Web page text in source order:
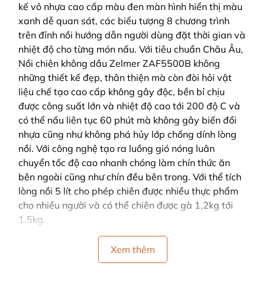
kế vỏ nhựa cao cấp màu đen màn hình hiển thị màu
xanh dễ quan sát, các biểu tượng 8 chương trình
trên đỉnh nồi hướng dẫn người dùng đặt thời gian và
nhiệt độ cho từng món nấu. Với tiêu chuẩn Châu Âu,
Nồi chiên không dầu Zelmer ZAF5500B không
những thiết kế đẹp, thân thiện mà còn đòi hỏi vật
liệu chế tạo cao cấp không gây độc, bền bỉ chịu
được công suất lớn và nhiệt độ cao tới 200 độ C và
có thể nấu liên tục 60 phút mà không gây biến đổi
nhựa cũng như không phá hủy lớp chống dính lòng
nồi. Với công nghệ tạo ra luồng gió nóng luân
chuyển tốc độ cao nhanh chóng làm chín thức ăn
bên ngoài cũng như chín đều bên trong. Với thể tích
lòng nồi 5 lít cho phép chiên được nhiều thực phẩm
cho nhiều người và có thể chiên được gà 1,2kg tới
1,5kg.
Xem thêm